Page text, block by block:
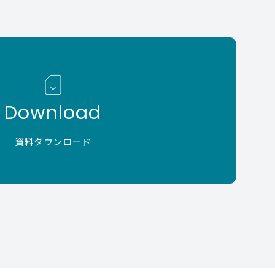
Download
資料ダウンロード